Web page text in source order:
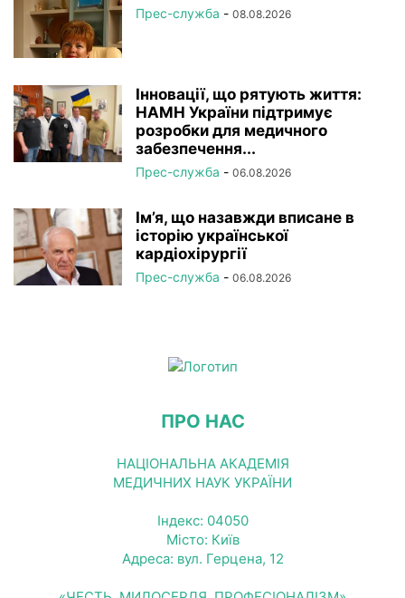
Прес-служба - 08.08.2026
Інновації, що рятують життя:
НАМН України підтримує
розробки для медичного
забезпечення...
Прес-служба - 06.08.2026
Ім’я, що назавжди вписане в
історію української
кардіохірургії
Прес-служба - 06.08.2026
ПРО НАС
НАЦІОНАЛЬНА АКАДЕМІЯ
МЕДИЧНИХ НАУК УКРАЇНИ
Індекс: 04050
Місто: Київ
Адреса: вул. Герцена, 12